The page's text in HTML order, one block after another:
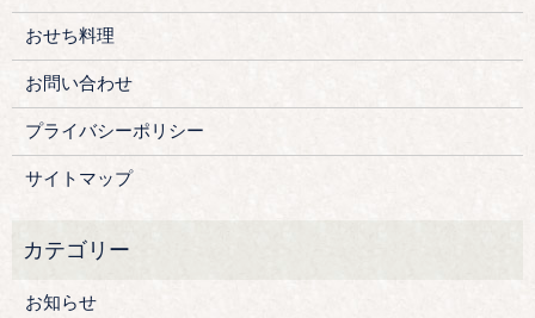
おせち料理
お問い合わせ
プライバシーポリシー
サイトマップ
お知らせ